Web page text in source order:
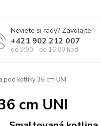
Neviete si rady? Zavolajte.
+421 902 212 007
od 8:00 - do 16:00 hod
pod kotlíky 36 cm UNI
cm UNI